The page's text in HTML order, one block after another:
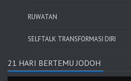
RUWATAN
SELFTALK TRANSFORMASI DIRI
21 HARI BERTEMU JODOH